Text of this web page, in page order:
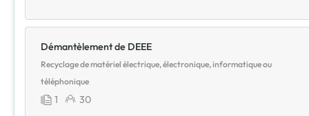
Démantèlement de DEEE
Recyclage de matériel électrique, électronique, informatique ou
téléphonique
1 30